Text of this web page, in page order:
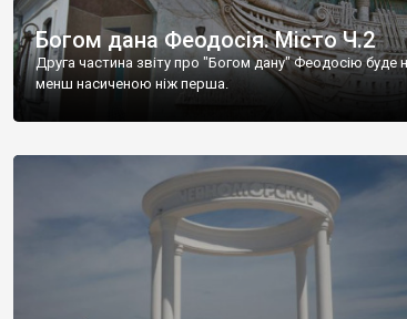
Богом дана Феодосія. Місто Ч.2
Друга частина звіту про "Богом дану" Феодосію буде
менш насиченою ніж перша.